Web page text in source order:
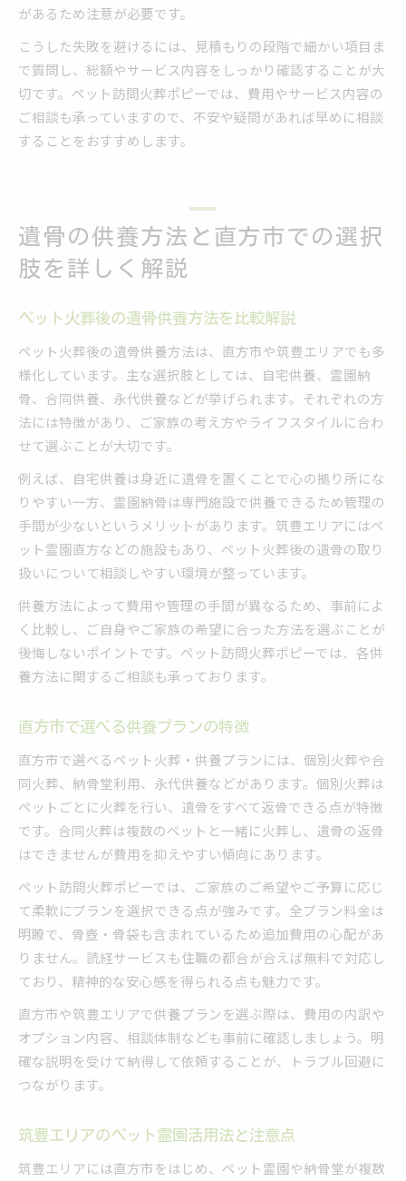
があるため注意が必要です。
こうした失敗を避けるには、見積もりの段階で細かい項目ま
で質問し、総額やサービス内容をしっかり確認することが大
切です。ペット訪問火葬ポピーでは、費用やサービス内容の
ご相談も承っていますので、不安や疑問があれば早めに相談
することをおすすめします。
遺骨の供養方法と直方市での選択
肢を詳しく解説
ペット火葬後の遺骨供養方法を比較解説
ペット火葬後の遺骨供養方法は、直方市や筑豊エリアでも多
様化しています。主な選択肢としては、自宅供養、霊園納
骨、合同供養、永代供養などが挙げられます。それぞれの方
法には特徴があり、ご家族の考え方やライフスタイルに合わ
せて選ぶことが大切です。
例えば、自宅供養は身近に遺骨を置くことで心の拠り所にな
りやすい一方、霊園納骨は専門施設で供養できるため管理の
手間が少ないというメリットがあります。筑豊エリアにはペ
ット霊園直方などの施設もあり、ペット火葬後の遺骨の取り
扱いについて相談しやすい環境が整っています。
供養方法によって費用や管理の手間が異なるため、事前によ
く比較し、ご自身やご家族の希望に合った方法を選ぶことが
後悔しないポイントです。ペット訪問火葬ポピーでは、各供
養方法に関するご相談も承っております。
直方市で選べる供養プランの特徴
直方市で選べるペット火葬・供養プランには、個別火葬や合
同火葬、納骨堂利用、永代供養などがあります。個別火葬は
ペットごとに火葬を行い、遺骨をすべて返骨できる点が特徴
です。合同火葬は複数のペットと一緒に火葬し、遺骨の返骨
はできませんが費用を抑えやすい傾向にあります。
ペット訪問火葬ポピーでは、ご家族のご希望やご予算に応じ
て柔軟にプランを選択できる点が強みです。全プラン料金は
明瞭で、骨壺・骨袋も含まれているため追加費用の心配があ
りません。読経サービスも住職の都合が合えば無料で対応し
ており、精神的な安心感を得られる点も魅力です。
直方市や筑豊エリアで供養プランを選ぶ際は、費用の内訳や
オプション内容、相談体制なども事前に確認しましょう。明
確な説明を受けて納得して依頼することが、トラブル回避に
つながります。
筑豊エリアのペット霊園活用法と注意点
筑豊エリアには直方市をはじめ、ペット霊園や納骨堂が複数